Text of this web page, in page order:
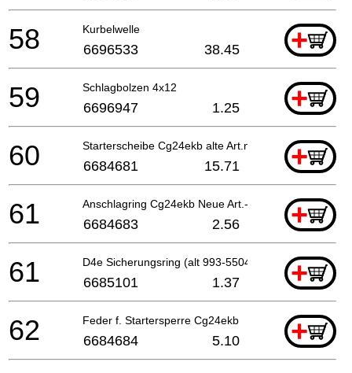
Kurbelwelle +
58 6696533 38.45
Schlagbolzen 4x12 +
59 6696947 1.25
Starterscheibe Cg24ekb alte Art.nr. 798-0651h-90
+
60 6684681 15.71
Anschlagring Cg24ekb Neue Art.-nr. 6684683 Since
+
61 6684683 2.56
D4e Sicherungsring (alt 993-55040-001) +
61 6685101 1.37
Feder f. Startersperre Cg24ekb +
62 6684684 5.10